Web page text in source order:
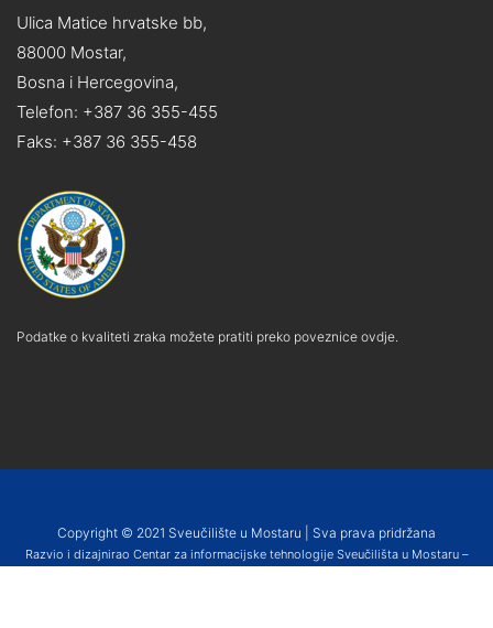
Ulica Matice hrvatske bb,
88000 Mostar,
Bosna i Hercegovina,
Telefon: +387 36 355-455
Faks: +387 36 355-458
Podatke o kvaliteti zraka možete pratiti preko poveznice ovdje.
Copyright © 2021 Sveučilište u Mostaru | Sva prava pridržana
Razvio i dizajnirao Centar za informacijske tehnologije Sveučilišta u Mostaru –